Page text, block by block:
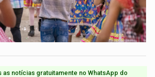
as notícias gratuitamente no WhatsApp do